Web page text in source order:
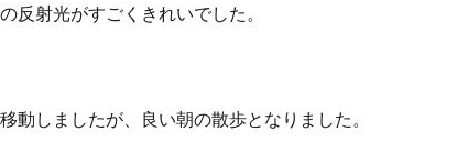
反射光がすごくきれいでした。
動しましたが、良い朝の散歩となりました。